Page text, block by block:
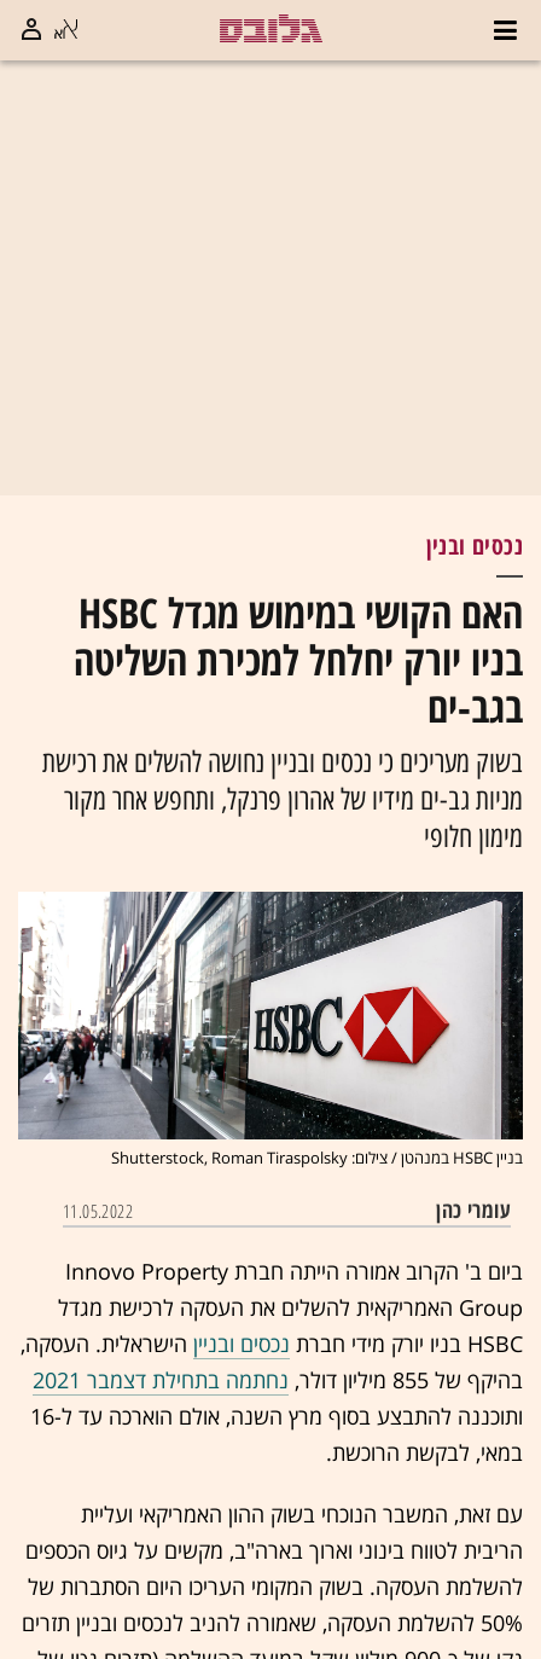
נכסים ובנין
האם הקושי במימוש מגדל HSBC
בניו יורק יחלחל למכירת השליטה
בגב-ים
בשוק מעריכים כי נכסים ובניין נחושה להשלים את רכישת
מניות גב-ים מידיו של אהרון פרנקל, ותחפש אחר מקור
מימון חלופי
בניין HSBC במנהטן / צילום: Shutterstock, Roman Tiraspolsky
עומרי כהן 11.05.2022
ביום ב' הקרוב אמורה הייתה חברת Innovo Property
Group האמריקאית להשלים את העסקה לרכישת מגדל
HSBC בניו יורק מידי חברת
נכסים ובניין הישראלית. העסקה,
בהיקף של 855 מיליון דולר,
נחתמה בתחילת דצמבר 2021
ותוכננה להתבצע בסוף מרץ השנה, אולם הוארכה עד ל-16
במאי, לבקשת הרוכשת.
עם זאת, המשבר הנוכחי בשוק ההון האמריקאי ועליית
הריבית לטווח בינוני וארוך בארה"ב, מקשים על גיוס הכספים
להשלמת העסקה. בשוק המקומי העריכו היום הסתברות של
50% להשלמת העסקה, שאמורה להניב לנכסים ובניין תזרים